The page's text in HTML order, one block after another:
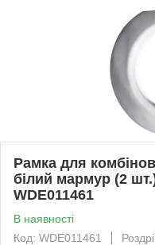
Рамка для
білий мармур (2
WDE011461
В наявності
Код: WDE011461